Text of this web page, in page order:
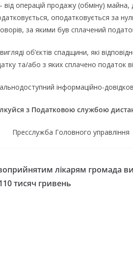
операцій продажу (обміну) майна,
оподатковується за
за якими був сплачений
об’єктів спадщини, які
та/або з яких сплачено податок
інформаційно-
з Податковою службою
Головного управління
лікарям громада
тисяч гривень
100-
податкові